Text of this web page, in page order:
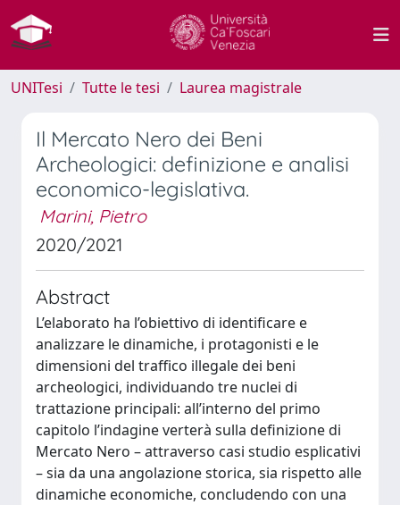
UNITesi Tutte le tesi Laurea magistrale
Il Mercato Nero dei Beni
Archeologici: definizione e analisi
economico-legislativa.
Marini, Pietro
2020/2021
Abstract
L’elaborato ha l’obiettivo di identificare e
analizzare le dinamiche, i protagonisti e le
dimensioni del traffico illegale dei beni
archeologici, individuando tre nuclei di
trattazione principali: all’interno del primo
capitolo l’indagine verterà sulla definizione di
Mercato Nero – attraverso casi studio esplicativi
– sia da una angolazione storica, sia rispetto alle
dinamiche economiche, concludendo con una